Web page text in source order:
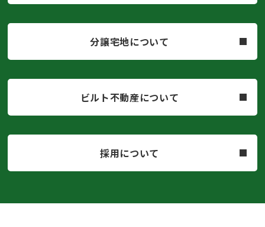
分譲宅地について
ビルト不動産について
採用について